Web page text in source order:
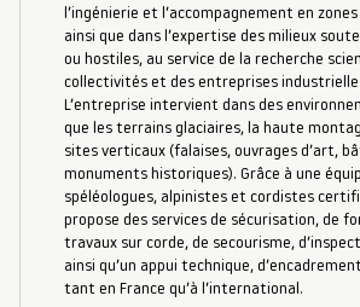
l’ingénierie et l’accompagnement en
ainsi que dans l’expertise des milieux
ou hostiles, au service de la recherche
collectivités et des entreprises
L’entreprise intervient dans des
que les terrains glaciaires, la haute
sites verticaux (falaises, ouvrages d’art,
monuments historiques). Grâce à une
spéléologues, alpinistes et cordistes
propose des services de sécurisation, de
travaux sur corde, de secourisme,
ainsi qu’un appui technique,
tant en France qu’à l’international.